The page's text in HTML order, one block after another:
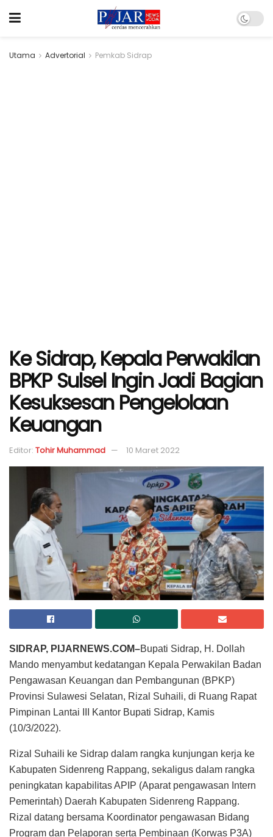
Utama Advertorial Pemkab Sidrap
Ke Sidrap, Kepala Perwakilan
BPKP Sulsel Ingin Jadi Bagian
Kesuksesan Pengelolaan
Keuangan
Editor: Tohir Muhammad 10 Maret 2022
SIDRAP, PIJARNEWS.COM–Bupati Sidrap, H. Dollah
Mando menyambut kedatangan Kepala Perwakilan Badan
Pengawasan Keuangan dan Pembangunan (BPKP)
Provinsi Sulawesi Selatan, Rizal Suhaili, di Ruang Rapat
Pimpinan Lantai III Kantor Bupati Sidrap, Kamis
(10/3/2022).
Rizal Suhaili ke Sidrap dalam rangka kunjungan kerja ke
Kabupaten Sidenreng Rappang, sekaligus dalam rangka
peningkatan kapabilitas APIP (Aparat pengawasan Intern
Pemerintah) Daerah Kabupaten Sidenreng Rappang.
Rizal datang bersama Koordinator pengawasan Bidang
Program dan Pelaporan serta Pembinaan (Korwas P3A)